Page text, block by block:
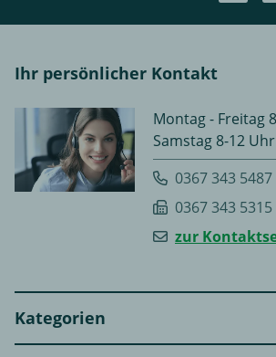
Ihr persönlicher Kontakt
Montag - Freitag
Samstag 8-12 Uhr
0367 343 5487
0367 343 5315
zur
Kategorien